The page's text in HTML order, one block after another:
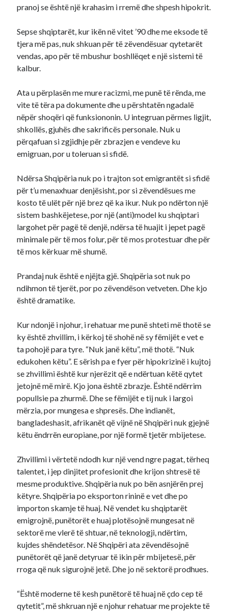
pranoj se është një krahasim i rremë dhe shpesh hipokrit.
Sepse shqiptarët, kur ikën në vitet ’90 dhe me eksode të
tjera më pas, nuk shkuan për të zëvendësuar qytetarët
vendas, apo për të mbushur boshllëqet e një sistemi të
kalbur.
Ata u përplasën me mure racizmi, me punë të rënda, me
vite të tëra pa dokumente dhe u përshtatën ngadalë
nëpër shoqëri që funksiononin. U integruan përmes ligjit,
shkollës, gjuhës dhe sakrificës personale. Nuk u
përqafuan si zgjidhje për zbrazjen e vendeve ku
emigruan, por u toleruan si sfidë.
Ndërsa Shqipëria nuk po i trajton sot emigrantët si sfidë
për t’u menaxhuar denjësisht, por si zëvendësues me
kosto të ulët për një brez që ka ikur. Nuk po ndërton një
sistem bashkëjetese, por një (anti)model ku shqiptari
largohet për pagë të denjë, ndërsa të huajit i jepet pagë
minimale për të mos folur, për të mos protestuar dhe për
të mos kërkuar më shumë.
Prandaj nuk është e njëjta gjë. Shqipëria sot nuk po
ndihmon të tjerët, por po zëvendëson vetveten. Dhe kjo
është dramatike.
Kur ndonjë i njohur, i rehatuar me punë shteti më thotë se
ky është zhvillim, i kërkoj të shohë në sy fëmijët e vet e
ta pohojë para tyre. “Nuk janë këtu”, më thotë. “Nuk
edukohen këtu”. E sërish pa e fyer për hipokrizinë i kujtoj
se zhvillimi është kur njerëzit që e ndërtuan këtë qytet
jetojnë më mirë. Kjo jona është zbrazje. Është ndërrim
popullsie pa zhurmë. Dhe se fëmijët e tij nuk i largoi
mërzia, por mungesa e shpresës. Dhe indianët,
bangladeshasit, afrikanët që vijnë në Shqipëri nuk gjejnë
këtu ëndrrën europiane, por një formë tjetër mbijetese.
Zhvillimi i vërtetë ndodh kur një vend ngre pagat, tërheq
talentet, i jep dinjitet profesionit dhe krijon shtresë të
mesme produktive. Shqipëria nuk po bën asnjërën prej
këtyre. Shqipëria po eksporton rininë e vet dhe po
importon skamje të huaj. Në vendet ku shqiptarët
emigrojnë, punëtorët e huaj plotësojnë mungesat në
sektorë me vlerë të shtuar, në teknologji, ndërtim,
kujdes shëndetësor. Në Shqipëri ata zëvendësojnë
punëtorët që janë detyruar të ikin për mbijetesë, për
rroga që nuk sigurojnë jetë. Dhe jo në sektorë prodhues.
“Është moderne të kesh punëtorë të huaj në çdo cep të
qytetit”, më shkruan një e njohur rehatuar me projekte të